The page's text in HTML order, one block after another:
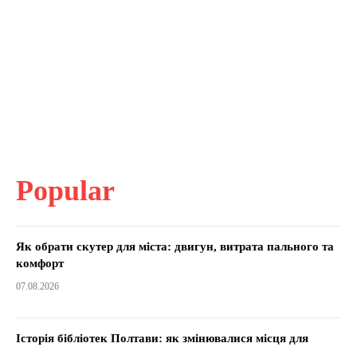
Popular
Як обрати скутер для міста: двигун, витрата пального та
комфорт
07.08.2026
Історія бібліотек Полтави: як змінювалися місця для